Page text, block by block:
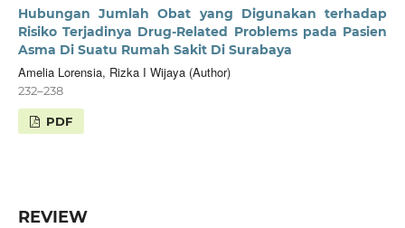
Hubungan Jumlah Obat yang Digunakan terhadap
Risiko Terjadinya Drug-Related Problems pada Pasien
Asma Di Suatu Rumah Sakit Di Surabaya
Amelia Lorensia, Rizka I Wijaya (Author)
232–238
PDF
REVIEW